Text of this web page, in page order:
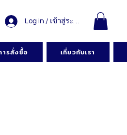
Log in / เข้าสู่ระบบ
รสั่งซื้อ เกี่ยวกับเรา